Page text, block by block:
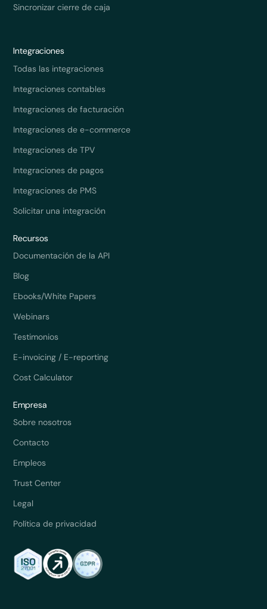
Sincronizar cierre de caja
Integraciones
Todas las integraciones
Integraciones contables
Integraciones de facturación
Integraciones de e-commerce
Integraciones de TPV
Integraciones de pagos
Integraciones de PMS
Solicitar una integración
Recursos
Documentación de la API
Blog
Ebooks/White Papers
Webinars
Testimonios
E-invoicing / E-reporting
Cost Calculator
Empresa
Sobre nosotros
Contacto
Empleos
Trust Center
Legal
Política de privacidad